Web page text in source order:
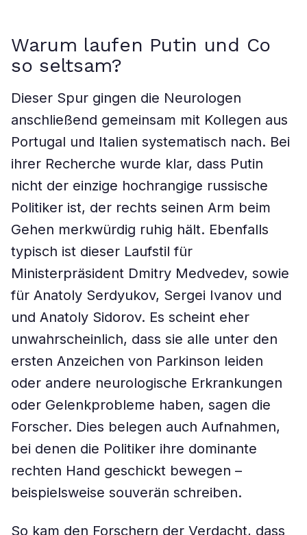
Warum laufen Putin und Co
so seltsam?
Dieser Spur gingen die Neurologen
anschließend gemeinsam mit Kollegen aus
Portugal und Italien systematisch nach. Bei
ihrer Recherche wurde klar, dass Putin
nicht der einzige hochrangige russische
Politiker ist, der rechts seinen Arm beim
Gehen merkwürdig ruhig hält. Ebenfalls
typisch ist dieser Laufstil für
Ministerpräsident Dmitry Medvedev, sowie
für Anatoly Serdyukov, Sergei Ivanov und
und Anatoly Sidorov. Es scheint eher
unwahrscheinlich, dass sie alle unter den
ersten Anzeichen von Parkinson leiden
oder andere neurologische Erkrankungen
oder Gelenkprobleme haben, sagen die
Forscher. Dies belegen auch Aufnahmen,
bei denen die Politiker ihre dominante
rechten Hand geschickt bewegen –
beispielsweise souverän schreiben.
So kam den Forschern der Verdacht, dass